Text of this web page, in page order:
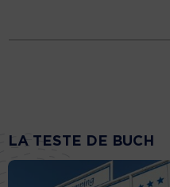
LA TESTE DE BUCH